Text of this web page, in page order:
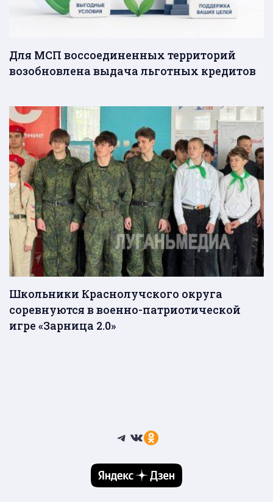
Для МСП воссоединенных территорий
возобновлена выдача льготных кредитов
Школьники Краснолучского округа
соревнуются в военно-патриотической
игре «Зарница 2.0»
Telegram
ВКонтакте
Ссылка